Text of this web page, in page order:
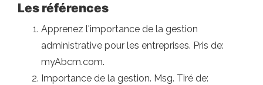
Les références
Apprenez l'importance de la gestion
administrative pour les entreprises. Pris de:
myAbcm.com.
Importance de la gestion. Msg. Tiré de: